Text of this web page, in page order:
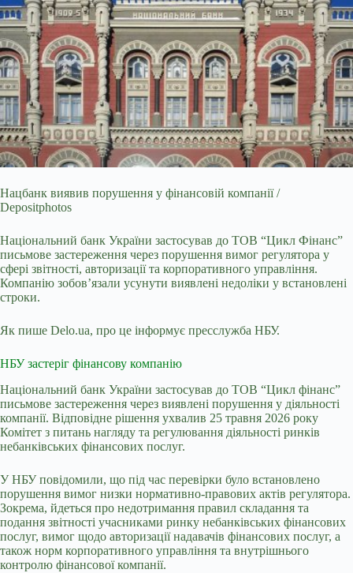
Нацбанк виявив порушення у фінансовій компанії /
Depositphotos
Національний банк України застосував до ТОВ “Цикл Фінанс”
письмове застереження через порушення вимог регулятора у
сфері звітності, авторизації та корпоративного управління.
Компанію зобов’язали усунути виявлені недоліки у встановлені
строки.
Як пише Delo.ua, про це інформує пресслужба НБУ.
НБУ застеріг фінансову компанію
Національний банк України застосував до ТОВ “Цикл фінанс”
письмове застереження через виявлені порушення у діяльності
компанії. Відповідне рішення ухвалив 25 травня 2026 року
Комітет з питань нагляду та регулювання діяльності ринків
небанківських фінансових послуг.
У НБУ повідомили, що під час перевірки було встановлено
порушення вимог низки нормативно-правових актів регулятора.
Зокрема, йдеться про недотримання правил складання та
подання звітності учасниками ринку небанківських фінансових
послуг, вимог щодо авторизації надавачів фінансових послуг, а
також норм корпоративного управління та внутрішнього
контролю фінансової компанії.